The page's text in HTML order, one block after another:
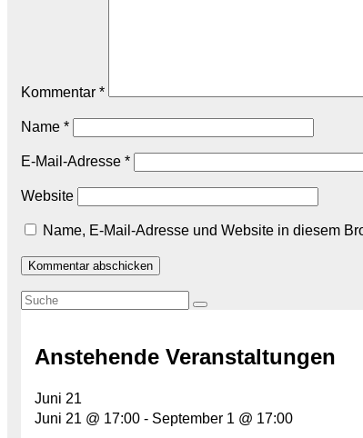
Kommentar *
Name *
E-Mail-Adresse *
Website
Name, E-Mail-Adresse und Website in diesem
Anstehende Veranstaltungen
Juni 21
Juni 21 @ 17:00 - September 1 @ 17:00